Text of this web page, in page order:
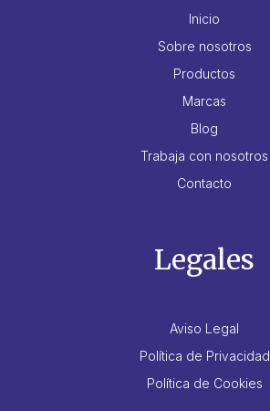
Inicio
Sobre nosotros
Productos
Marcas
Blog
Trabaja con nosotros
Contacto
Legales
Aviso Legal
Política de Privacidad
Política de Cookies